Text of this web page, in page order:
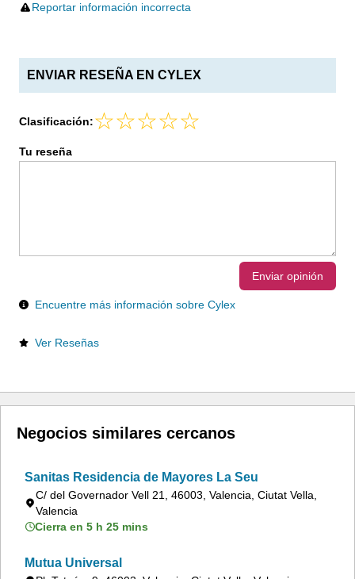
Reportar información incorrecta
ENVIAR RESEÑA EN CYLEX
Clasificación:
Tu reseña
Enviar opinión
Encuentre más información sobre Cylex
Ver Reseñas
Negocios similares cercanos
Sanitas Residencia de Mayores La Seu
C/ del Governador Vell 21, 46003, Valencia, Ciutat Vella,
Valencia
Cierra en 5 h 25 mins
Mutua Universal